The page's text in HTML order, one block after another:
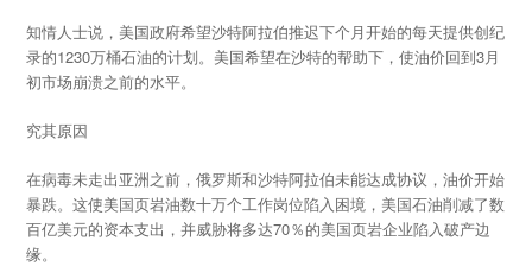
知情人士说，美国政府希望沙特阿拉伯推迟下个月开始的每天提供创纪
录的1230万桶石油的计划。美国希望在沙特的帮助下，使油价回到3月
初市场崩溃之前的水平。
究其原因
在病毒未走出亚洲之前，俄罗斯和沙特阿拉伯未能达成协议，油价开始
暴跌。这使美国页岩油数十万个工作岗位陷入困境，美国石油削减了数
百亿美元的资本支出，并威胁将多达70％的美国页岩企业陷入破产边
缘。